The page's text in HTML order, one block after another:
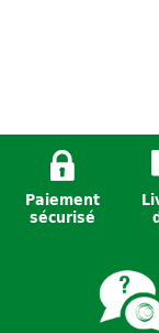
Paiement
sécurisé